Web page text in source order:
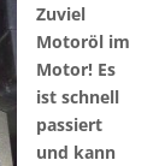
Zuviel
Motoröl im
Motor! Es
ist schnell
passiert
und kann